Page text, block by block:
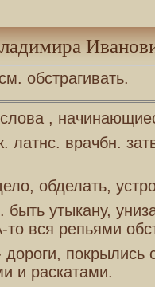
обстрагивать.
,
латнс. врачбн.
обделать,
утыкану,
вся репьями
дороги, покрылись
и раскатами.